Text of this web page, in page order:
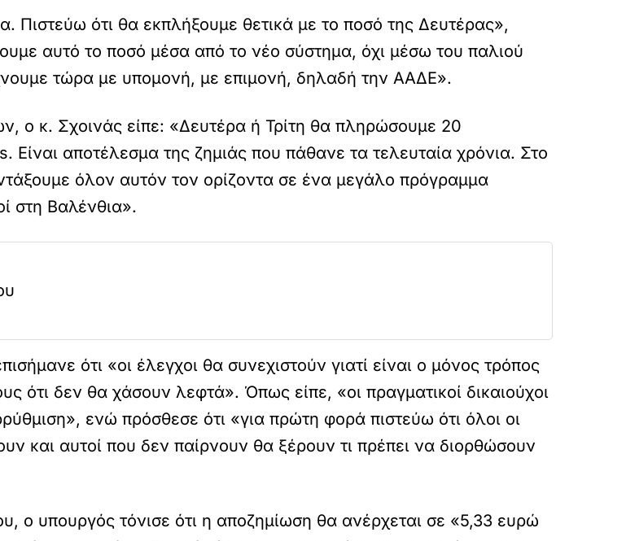
ότι θα εκπλήξουμε θετικά με το ποσό της Δευτέρας»,
αυτό το ποσό μέσα από το νέο σύστημα, όχι μέσω του παλιού
τώρα με υπομονή, με επιμονή, δηλαδή την ΑΑΔΕ».
ο κ. Σχοινάς είπε: «Δευτέρα ή Τρίτη θα πληρώσουμε 20
Είναι αποτέλεσμα της ζημιάς που πάθανε τα τελευταία χρόνια. Στο
όλον αυτόν τον ορίζοντα σε ένα μεγάλο πρόγραμμα
στη Βαλένθια».
ότι «οι έλεγχοι θα συνεχιστούν γιατί είναι ο μόνος τρόπος
ότι δεν θα χάσουν λεφτά». Όπως είπε, «οι πραγματικοί δικαιούχοι
ενώ πρόσθεσε ότι «για πρώτη φορά πιστεύω ότι όλοι οι
και αυτοί που δεν παίρνουν θα ξέρουν τι πρέπει να διορθώσουν
ο υπουργός τόνισε ότι η αποζημίωση θα ανέρχεται σε «5,33 ευρώ